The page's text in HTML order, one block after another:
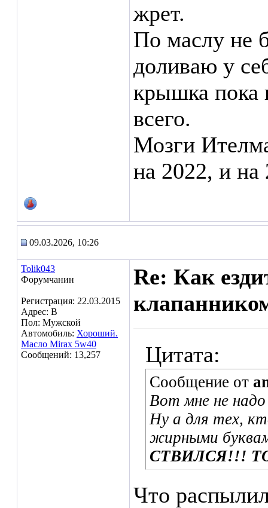
жрет.
По маслу не
доливаю у
крышка пока
всего.
Мозги
на 2022, и на
09.03.2026, 10:26
Tolik043
Форумчанин
Регистрация: 22.03.2015
Адрес: В
Пол: Мужской
Автомобиль: Хороший.
Масло Mirax 5w40
Сообщений: 13,257
Re: Как
Цитата:
Сообщение от
Вот мне не
Ну а для тех,
жирными
СТВИЛСЯ!!!
Что